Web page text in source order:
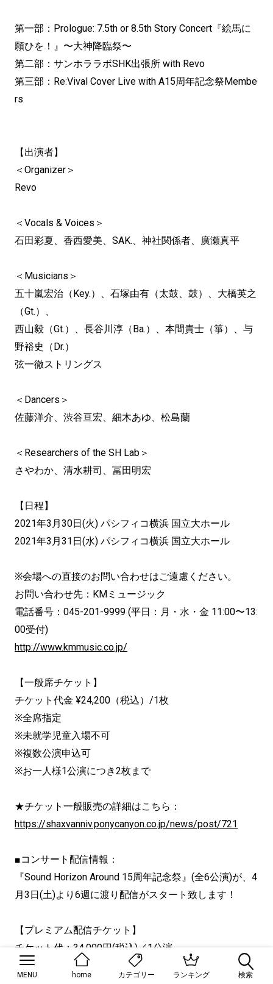
第一部：Prologue: 7.5th or 8.5th Story Concert『絵馬に
願ひを！』〜大神降臨祭〜
第二部：サンホララボSHK出張所 with Revo
第三部：Re:Vival Cover Live with A15周年記念祭Membe
rs
【出演者】
＜Organizer＞
Revo
＜Vocals & Voices＞
石田彩夏、香西愛美、SAK.、神社関係者、廣瀬真平
＜Musicians＞
五十嵐宏治（Key.）、石塚由有（太鼓、鼓）、大橋英之
（Gt.）、
西山毅（Gt.）、長谷川淳（Ba.）、本間貴士（箏）、与
野裕史（Dr.）
弦一徹ストリングス
＜Dancers＞
佐藤洋介、渋谷亘宏、細木あゆ、松島蘭
＜Researchers of the SH Lab＞
さやわか、清水耕司、冨田明宏
【日程】
2021年3月30日(火) パシフィコ横浜 国立大ホール
2021年3月31日(水) パシフィコ横浜 国立大ホール
※会場への直接のお問い合わせはご遠慮ください。
お問い合わせ先：KMミュージック
電話番号：045-201-9999 (平日：月・水・金 11:00〜13:
00受付)
http://www.kmmusic.co.jp/
【一般席チケット】
チケット代金 ¥24,200（税込）/1枚
※全席指定
※未就学児童入場不可
※複数公演申込可
※お一人様1公演につき2枚まで
★チケット一般販売の詳細はこちら：
https://shaxvanniv.ponycanyon.co.jp/news/post/721
■コンサート配信情報：
『Sound Horizon Around 15周年記念祭』(全6公演)が、4
月3日(土)より6週に渡り配信がスタート致します！
【プレミアム配信チケット】
チケット代：34,000円(税込)／1公演
※別途、配信メディアでの手数料がかかります。
MENU home カテゴリー ランキング 検索